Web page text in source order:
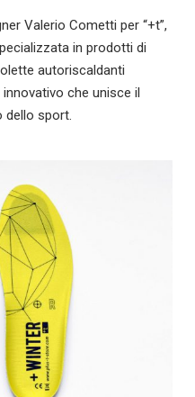
Valerio Cometti per “+t”,
in prodotti di
autoriscaldanti
che unisce il
dello sport.